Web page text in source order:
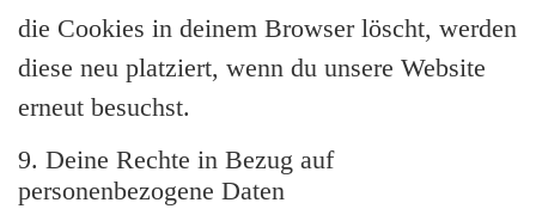
die Cookies in deinem Browser löscht, werden
diese neu platziert, wenn du unsere Website
erneut besuchst.
9. Deine Rechte in Bezug auf
personenbezogene Daten